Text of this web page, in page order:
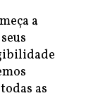
a
as